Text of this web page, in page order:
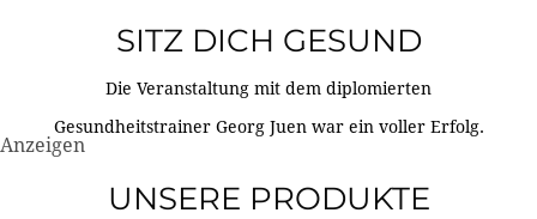
SITZ DICH GESUND
Die Veranstaltung mit dem diplomierten
Gesundheitstrainer Georg Juen war ein voller Erfolg.
Anzeigen
UNSERE PRODUKTE